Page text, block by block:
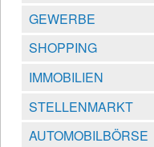
GEWERBE
SHOPPING
IMMOBILIEN
STELLENMARKT
AUTOMOBILBÖRSE